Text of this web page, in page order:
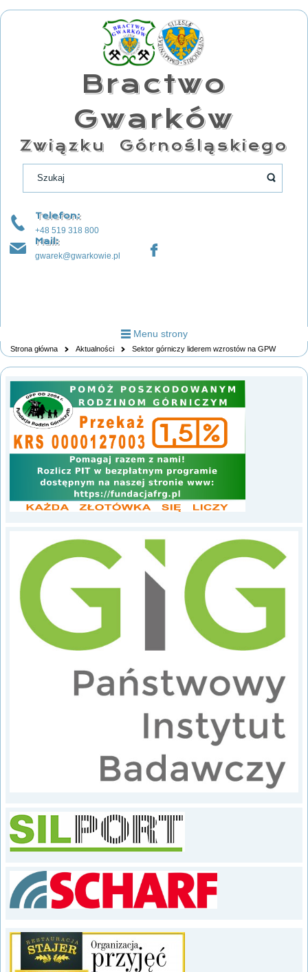
Bractwo
Gwarków
Związku Górnośląskiego
Telefon:
+48 519 318 800
Mail:
gwarek@gwarkowie.pl
Menu strony
Strona główna Aktualności Sektor górniczy liderem wzrostów na GPW